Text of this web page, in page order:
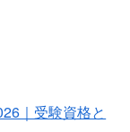
｜受験資格と